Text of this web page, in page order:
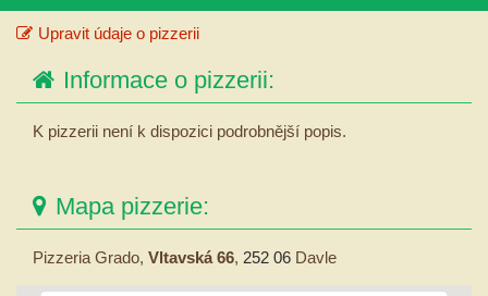
Upravit údaje o pizzerii
Informace o pizzerii:
K pizzerii není k dispozici podrobnější popis.
Mapa pizzerie:
Pizzeria Grado, Vltavská 66, 252 06 Davle